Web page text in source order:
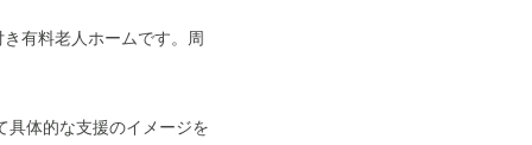
有料老人ホームです。周
具体的な支援のイメージを